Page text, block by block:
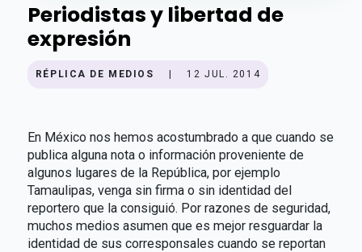
Periodistas y libertad de
expresión
RÉPLICA DE MEDIOS 12 JUL. 2014
En México nos hemos acostumbrado a que cuando se
publica alguna nota o información proveniente de
algunos lugares de la República, por ejemplo
Tamaulipas, venga sin firma o sin identidad del
reportero que la consiguió. Por razones de seguridad,
muchos medios asumen que es mejor resguardar la
identidad de sus corresponsales cuando se reportan